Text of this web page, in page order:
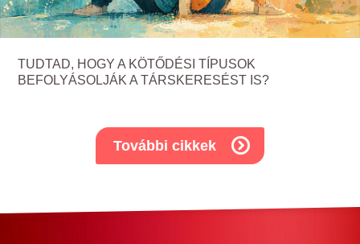
TUDTAD, HOGY A KÖTŐDÉSI TÍPUSOK
BEFOLYÁSOLJÁK A TÁRSKERESÉST IS?
További cikkek